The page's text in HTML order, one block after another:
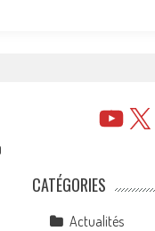
YouTube
X
CATÉGORIES
Actualités